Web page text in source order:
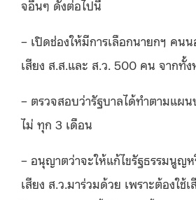
จอื่นๆ ดังต่อไปนี้
– เปิดช่องให้มีการเลือกนายกฯ คนน
เสียง ส.ส.และ ส.ว. 500 คน จากทั้
– ตรวจสอบว่ารัฐบาลได้ทำตามแผ
ไม่ ทุก 3 เดือน
– อนุญาตว่าจะให้แก้ไขรัฐธรรมนูญห
เสียง ส.ว.มาร่วมด้วย เพราะต้องใช้